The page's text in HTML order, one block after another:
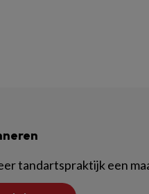
tandartspraktijk een